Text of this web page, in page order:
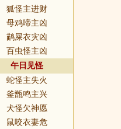
狐怪主进财
母鸡啼主凶
鹋屎衣灾凶
百虫怪主凶
午日见怪
蛇怪主失火
釜甑鸣主兴
犬怪欠神愿
鼠咬衣妻危